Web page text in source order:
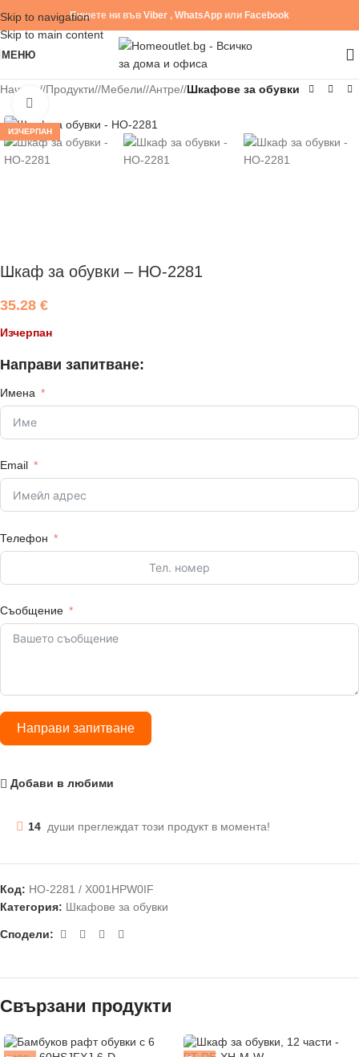
Skip to navigation
Skip to main content
Пишете ни във Viber , WhatsApp или Facebook
МЕНЮ
Начало / Продукти/ Мебели/ Антре/ Шкафове за обувки
ИЗЧЕРПАН
Шкаф за обувки – HO-2281
35.28 €
Изчерпан
Направи запитване:
Имена
Email
Телефон
Съобщение
Направи запитване
Добави в любими
14 души преглеждат този продукт в момента!
Код: HO-2281 / X001HPW0IF
Категория: Шкафове за обувки
Сподели:
Свързани продукти